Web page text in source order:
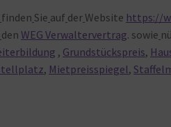
finden Sie auf der Website https://
denWEG Verwaltervertrag. sowie
, Grundstückspreis,
, Mietpreisspiegel,